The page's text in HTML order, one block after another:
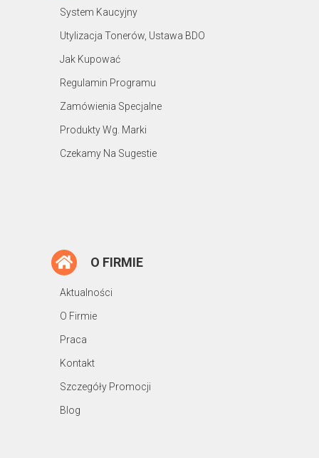
System Kaucyjny
Utylizacja Tonerów, Ustawa BDO
Jak Kupować
Regulamin Programu
Zamówienia Specjalne
Produkty Wg. Marki
Czekamy Na Sugestie
O FIRMIE
Aktualności
O Firmie
Praca
Kontakt
Szczegóły Promocji
Blog